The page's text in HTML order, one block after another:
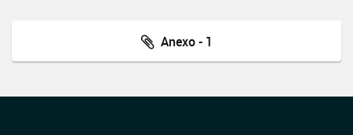
Anexo - 1